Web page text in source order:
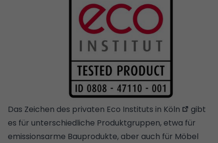
Das Zeichen des privaten Eco Instituts in Köln
gibt
es für unterschiedliche Produktgruppen, etwa für
emissionsarme Bauprodukte, aber auch für Möbel